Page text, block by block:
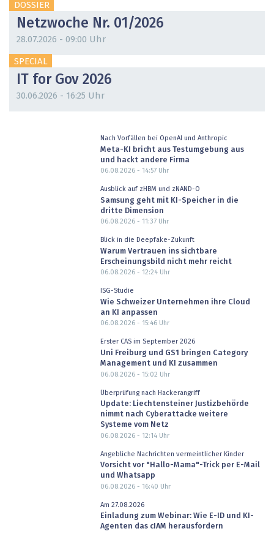
DOSSIER
Netzwoche Nr. 01/2026
28.07.2026 - 09:00 Uhr
SPECIAL
IT for Gov 2026
30.06.2026 - 16:25 Uhr
Nach Vorfällen bei OpenAI und Anthropic
Meta-KI bricht aus Testumgebung aus
und hackt andere Firma
06.08.2026 - 14:57Uhr
Ausblick auf zHBM und zNAND-O
Samsung geht mit KI-Speicher in die
dritte Dimension
06.08.2026 - 11:37Uhr
Blick in die Deepfake-Zukunft
Warum Vertrauen ins sichtbare
Erscheinungsbild nicht mehr reicht
06.08.2026 - 12:24Uhr
ISG-Studie
Wie Schweizer Unternehmen ihre Cloud
an KI anpassen
06.08.2026 - 15:46Uhr
Erster CAS im September 2026
Uni Freiburg und GS1 bringen Category
Management und KI zusammen
06.08.2026 - 15:02 Uhr
Überprüfung nach Hackerangriff
Update: Liechtensteiner Justizbehörde
nimmt nach Cyberattacke weitere
Systeme vom Netz
06.08.2026 - 12:14Uhr
Angebliche Nachrichten vermeintlicher Kinder
Vorsicht vor "Hallo-Mama"-Trick per E-Mail
und Whatsapp
06.08.2026 - 16:40 Uhr
Am 27.08.2026
Einladung zum Webinar: Wie E-ID und KI-
Agenten das cIAM herausfordern